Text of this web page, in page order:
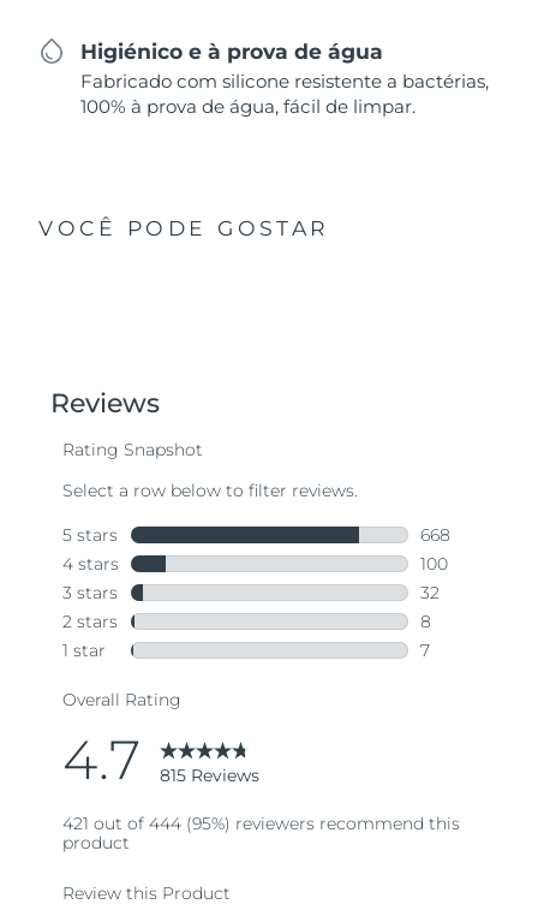
Higiénico e à prova de água
Fabricado com silicone resistente a bactérias,
100% à prova de água, fácil de limpar.
VOCÊ PODE GOSTAR